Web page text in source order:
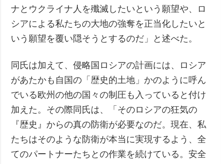
ナとウクライナ人を殲滅したいという願望や、ロ
シアによる私たちの大地の強奪を正当化したいと
いう願望を覆い隠そうとするのだ」と述べた。
同氏は加えて、侵略国ロシアの計画には、ロシア
があたかも自国の「歴史的土地」かのように呼ん
でいる欧州の他の国々の制圧も入っていると付け
加えた。その際同氏は、「そのロシアの狂気の
『歴史』からの真の防衛が必要なのだ。現在、私
たちはそのような防衛が本当に実現するよう、全
てのパートナーたちとの作業を続けている。安全